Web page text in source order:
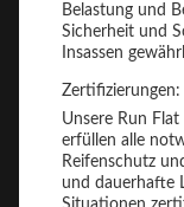
Belastung und
Sicherheit und
Insassen
Unsere Run
erfüllen alle
Reifenschutz
und dauerhafte